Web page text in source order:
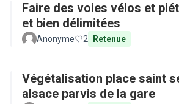
Faire des voies vélos et
et bien délimitées
Anonyme 2 Retenue
Végétalisation place saint
alsace parvis de la gare